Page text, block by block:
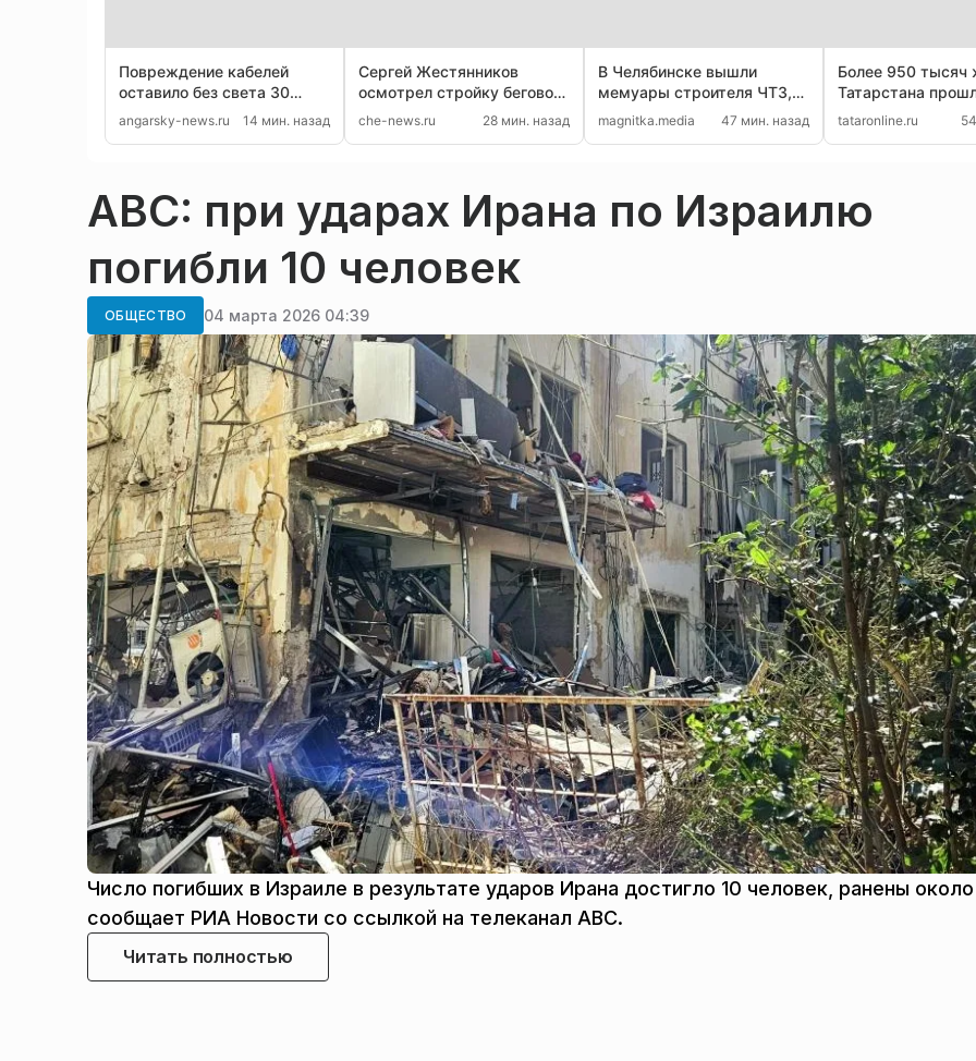
Повреждение кабелей
оставило без света 30
тысяч потребителей
Ангарска
angarsky-news.ru 14 мин. назад
Сергей Жестянников
осмотрел стройку бегового
центра в Вологде
che-news.ru 28 мин. назад
В Челябинске вышли
мемуары строителя ЧТЗ,
ждавшие 30 лет
magnitka.media 47 мин. назад
Более 950 тысяч
Татарстана
диспансеризацию
tataronline.ru
ABC: при ударах Ирана по Израилю
погибли 10 человек
ОБЩЕСТВО 04 марта 2026 04:39
Число погибших в Израиле в результате ударов Ирана достигло 10 человек, ранены
сообщает РИА Новости со ссылкой на телеканал ABC.
Читать полностью